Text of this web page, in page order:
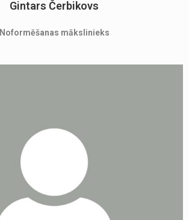
Gintars Čerbikovs
Noformēšanas mākslinieks